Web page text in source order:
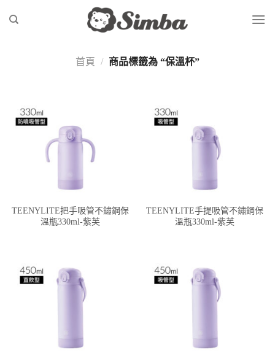
首頁 / 商品標籤為 “保溫杯”
TEENYLITE把手吸管不鏽鋼保
溫瓶330ml-紫芙
TEENYLITE手提吸管不鏽鋼保
溫瓶330ml-紫芙